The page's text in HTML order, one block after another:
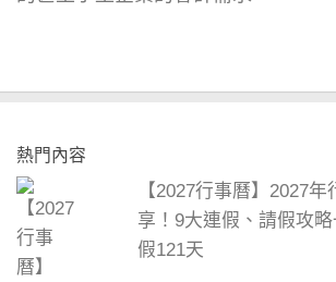
熱門內容
【2027行事曆】2027
享！9大連假、請假攻
假121天